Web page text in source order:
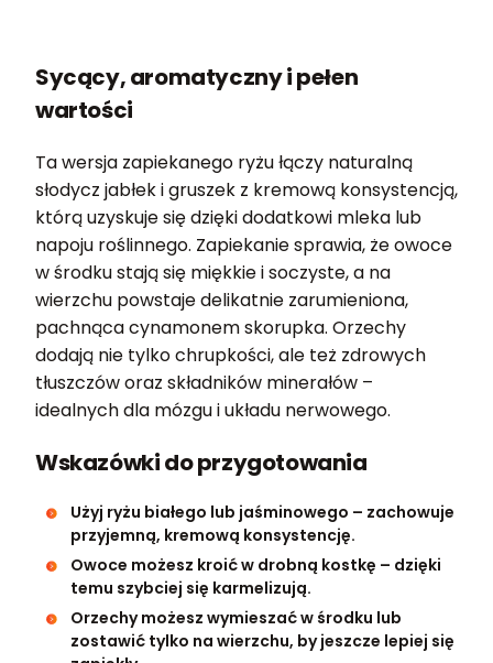
Sycący, aromatyczny i pełen
wartości
Ta wersja zapiekanego ryżu łączy naturalną
słodycz jabłek i gruszek z kremową konsystencją,
którą uzyskuje się dzięki dodatkowi mleka lub
napoju roślinnego. Zapiekanie sprawia, że owoce
w środku stają się miękkie i soczyste, a na
wierzchu powstaje delikatnie zarumieniona,
pachnąca cynamonem skorupka. Orzechy
dodają nie tylko chrupkości, ale też zdrowych
tłuszczów oraz składników minerałów –
idealnych dla mózgu i układu nerwowego.
Wskazówki do przygotowania
Użyj ryżu białego lub jaśminowego – zachowuje
przyjemną, kremową konsystencję.
Owoce możesz kroić w drobną kostkę – dzięki
temu szybciej się karmelizują.
Orzechy możesz wymieszać w środku lub
zostawić tylko na wierzchu, by jeszcze lepiej się